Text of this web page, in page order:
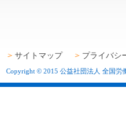
サイトマップ プライバシ
Copyright © 2015 公益社団法人 全国労